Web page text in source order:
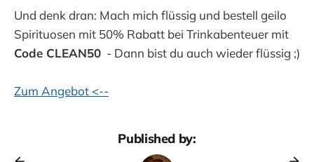
Und denk dran: Mach mich flüssig und bestell geilo
Spirituosen mit 50% Rabatt bei Trinkabenteuer mit
Code CLEAN50 - Dann bist du auch wieder flüssig ;)
Zum Angebot <--
Published by: